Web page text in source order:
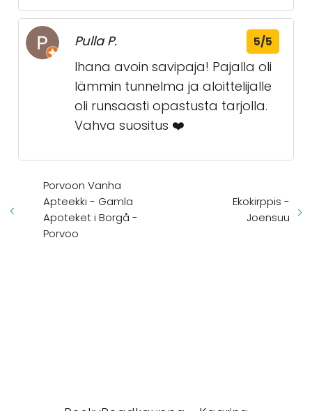
Pulla P. 5/5
Ihana avoin savipaja! Pajalla oli
lämmin tunnelma ja aloittelijalle
oli runsaasti opastusta tarjolla.
Vahva suositus ❤️
Porvoon Vanha
Apteekki - Gamla
Apoteket i Borgå -
Porvoo
Ekokirppis -
Joensuu